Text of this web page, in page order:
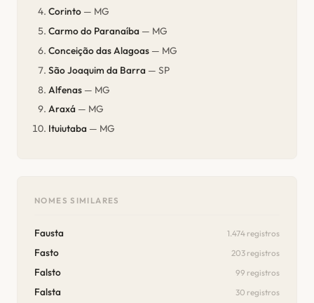
Corinto — MG
Carmo do Paranaíba — MG
Conceição das Alagoas — MG
São Joaquim da Barra — SP
Alfenas — MG
Araxá — MG
Ituiutaba — MG
NOMES SIMILARES
Fausta 1.474 registros
Fasto 203 registros
Falsto 99 registros
Falsta 30 registros